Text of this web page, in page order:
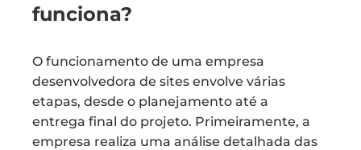
funciona?
O funcionamento de uma empresa
desenvolvedora de sites envolve várias
etapas, desde o planejamento até a
entrega final do projeto. Primeiramente, a
empresa realiza uma análise detalhada das